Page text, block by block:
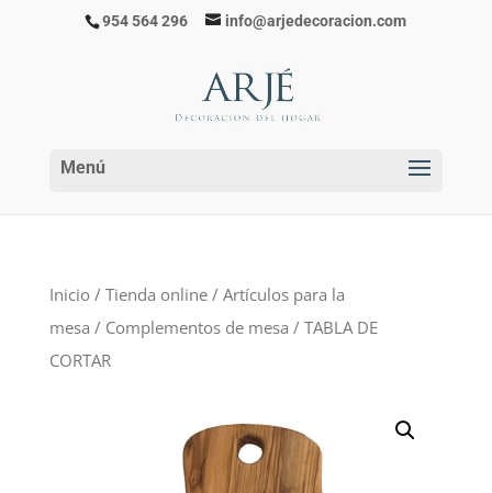
954 564 296 info@arjedecoracion.com
Inicio / Tienda online/ Artículos para la
mesa / Complementos de mesa / TABLA DE
CORTAR